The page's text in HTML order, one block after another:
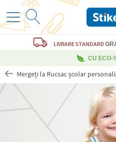
LIVRARE STANDARD
CU ECO-
Mergeți la Rucsac școlar